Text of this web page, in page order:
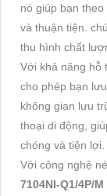
nó giúp bạn
và thuận tiện.
thu hình chất
Với khả năng hỗ
cho phép bạn
không gian lưu
thoại di động,
chóng và tiện lợi.
Với công nghệ
7104NI-Q1/4P/M